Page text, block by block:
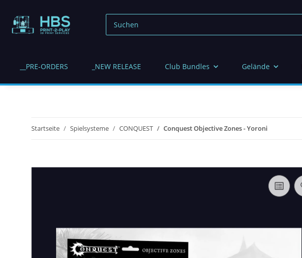
__PRE-ORDERS _NEW RELEASE Club Bundles Gelände
Startseite Spielsysteme CONQUEST Conquest Objective Zones - Yoroni